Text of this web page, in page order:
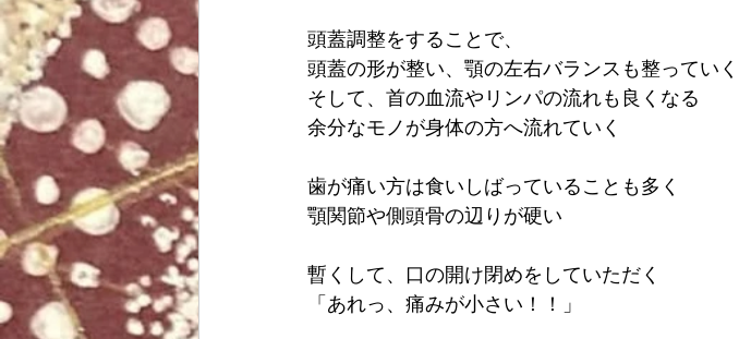
頭蓋調整をすることで、
頭蓋の形が整い、顎の左右バランスも整っていく
そして、首の血流やリンパの流れも良くなる
余分なモノが身体の方へ流れていく
歯が痛い方は食いしばっていることも多く
顎関節や側頭骨の辺りが硬い
暫くして、口の開け閉めをしていただく
「あれっ、痛みが小さい！！」